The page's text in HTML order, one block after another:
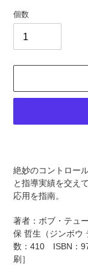
個数
ー
ト
に
商
品
を
追
加
絶妙のコントロー
と指導実績を交え
応用を指南。
著者：ボブ・テュ
保 哲生（ジンボ
数：410 ISBN：
刷］